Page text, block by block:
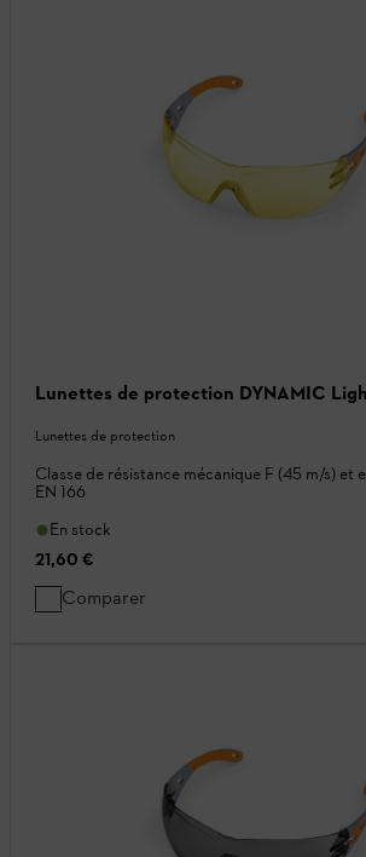
Lunettes de protection DYNAMIC
Lunettes de protection
Classe de résistance mécanique F (45 m/s) et
EN 166
En stock
21,60 €
Comparer